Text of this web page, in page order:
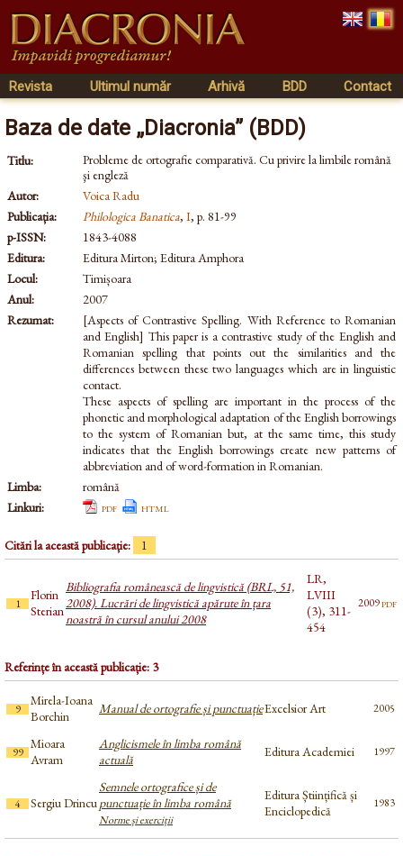
Revista Ultimul număr Arhivă BDD Contact
Baza de date „Diacronia” (BDD)
Titlu:
Probleme de ortografie comparativă. Cu privire la limbile română
şi engleză
Autor:
Voica Radu
Publicația:
Philologica Banatica, I, p. 81-99
p-ISSN:
1843-4088
Editura:
Editura Mirton; Editura Amphora
Locul:
Timișoara
Anul:
2007
Rezumat:
[Aspects of Contrastive Spelling. With Reference to Romanian
and English] This paper is a contrastive study of the English and
Romanian spelling that points out the similarities and the
differences between these two languages which are in linguistic
contact.
These aspects of spelling are important in the process of the
phonetic and morphological adaptation of the English borrowings
to the system of Romanian but, at the same time, this study
indicates that the English borrowings create new patterns of
abbreviation and of word-formation in Romanian.
Limba:
română
Linkuri:
pdf html
Citări la această publicație: 1
1
Florin
Sterian
Bibliografia românească de lingvistică (BRL, 51,
2008). Lucrări de lingvistică apărute în țara
noastră în cursul anului 2008
LR,
LVIII
(3), 311-
454
2009pdf
Referințe în această publicație: 3
9
Mirela-Ioana
Borchin
Manual de ortografie și punctuațieExcelsior Art 2005
99
Mioara
Avram
Anglicismele în limba română
actuală
Editura Academiei 1997
4 Sergiu Drincu
Semnele ortografice și de
punctuație în limba română
Norme și exerciții
Editura Științifică și
Enciclopedică
1983